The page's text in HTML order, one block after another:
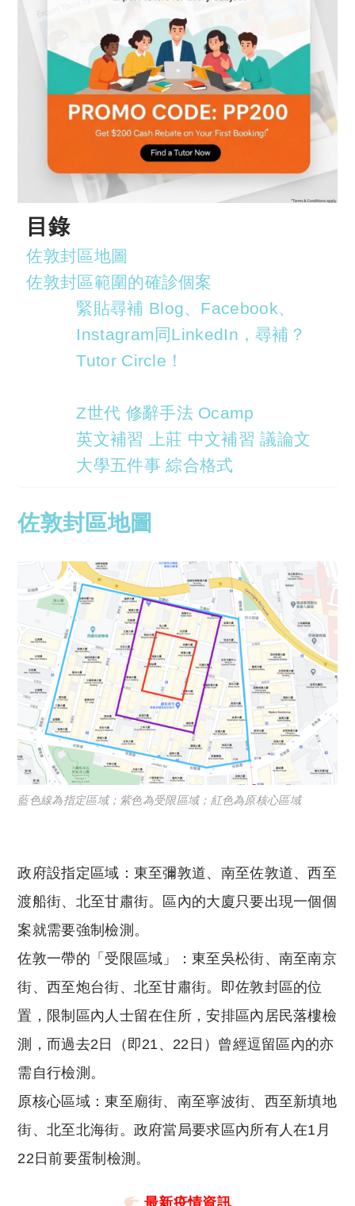
目錄
佐敦封區地圖
佐敦封區範圍的確診個案
緊貼尋補 Blog、Facebook、
Instagram同LinkedIn，尋補？
Tutor Circle！
Z世代 修辭手法 Ocamp
英文補習 上莊 中文補習 議論文
大學五件事 綜合格式
佐敦封區地圖
藍色線為指定區域；紫色為受限區域；紅色為原核心區域
政府設指定區域：東至彌敦道、南至佐敦道、西至
渡船街、北至甘肅街。區內的大廈只要出現一個個
案就需要強制檢測。
佐敦一帶的「受限區域」：東至吳松街、南至南京
街、西至炮台街、北至甘肅街。即佐敦封區的位
置，限制區內人士留在住所，安排區內居民落樓檢
測，而過去2日（即21、22日）曾經逗留區內的亦
需自行檢測。
原核心區域：東至廟街、南至寧波街、西至新填地
街、北至北海街。政府當局要求區內所有人在1月
22日前要蛋制檢測。